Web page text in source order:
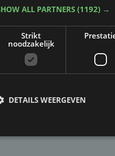
Heb je een
ALL PARTNERS (1192) →
Strikt
noodzakelijk
DETAILS WEERGEVEN